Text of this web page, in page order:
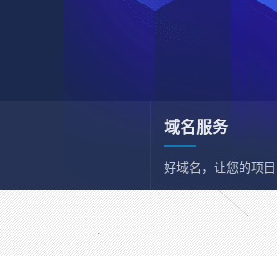
域名服务
好域名，让您的项目
和事业事半功倍
新媒体策划运营